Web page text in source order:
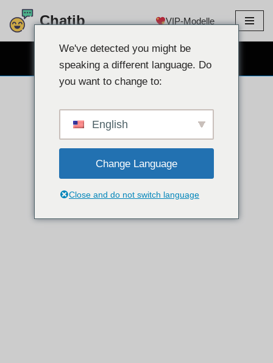
Zum
Chatib VIP-Modelle
We've detected you might be
speaking a different language. Do
you want to change to:
English
Change Language
Close and do not switch language